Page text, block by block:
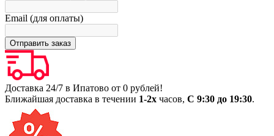
Email (для оплаты)
Доставка 24/7 в Ипатово от 0 рублей!
Ближайшая доставка в течении 1-2х часов, С 9:30 до 19:30.